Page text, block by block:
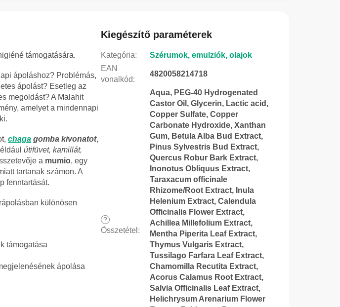
támogatására.
ápoláshoz? Problémás,
ápolást? Esetleg az
megoldást? A Malahit
amelyet a mindennapi
chaga gomba kivonatot,
útifüvet, kamillát,
a mumio, egy
tartanak számon. A
fenntartását.
különösen
támogatása
ápolása
Kiegészítő paraméterek
Kategória:
Szérumok, emulziók, olajok
EAN
vonalkód:
4820058214718
?
Összetétel :
Aqua, PEG-40 Hydrogenated
Castor Oil, Glycerin, Lactic acid,
Copper Sulfate, Copper
Carbonate Hydroxide, Xanthan
Gum, Betula Alba Bud Extract,
Pinus Sylvestris Bud Extract,
Quercus Robur Bark Extract,
Inonotus Obliquus Extract,
Taraxacum officinale
Rhizome/Root Extract, Inula
Helenium Extract, Calendula
Officinalis Flower Extract,
Achillea Millefolium Extract,
Mentha Piperita Leaf Extract,
Thymus Vulgaris Extract,
Tussilago Farfara Leaf Extract,
Chamomilla Recutita Extract,
Acorus Calamus Root Extract,
Salvia Officinalis Leaf Extract,
Helichrysum Arenarium Flower